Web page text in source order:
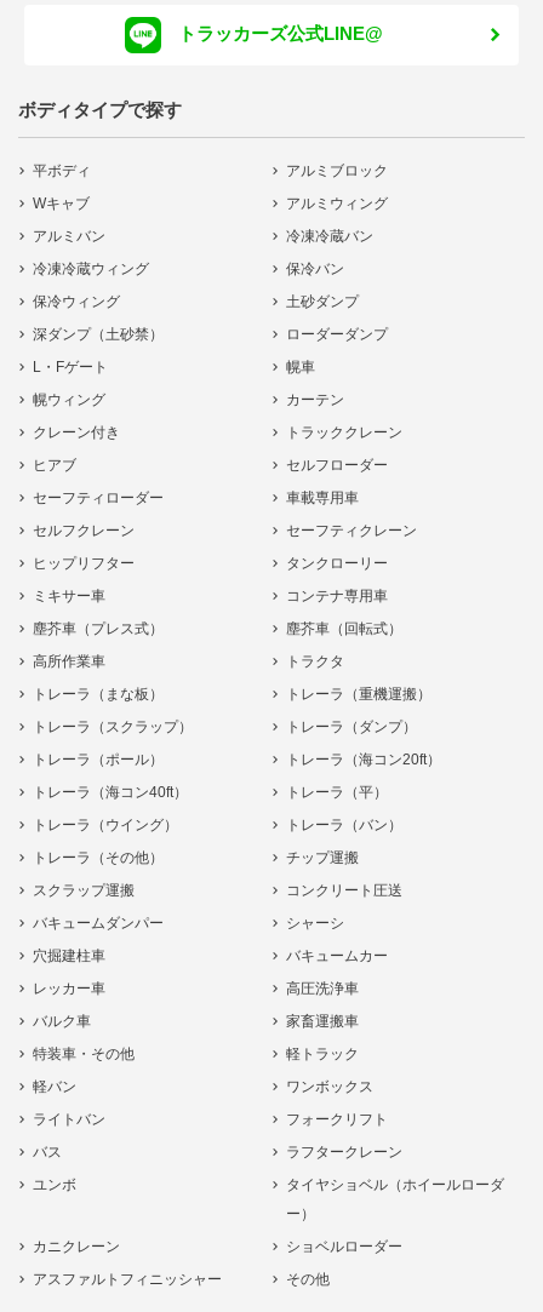
トラッカーズ公式LINE@
ボディタイプで探す
平ボディ
アルミブロック
Wキャブ
アルミウィング
アルミバン
冷凍冷蔵バン
冷凍冷蔵ウィング
保冷バン
保冷ウィング
土砂ダンプ
深ダンプ（土砂禁）
ローダーダンプ
L・Fゲート
幌車
幌ウィング
カーテン
クレーン付き
トラッククレーン
ヒアブ
セルフローダー
セーフティローダー
車載専用車
セルフクレーン
セーフティクレーン
ヒップリフター
タンクローリー
ミキサー車
コンテナ専用車
塵芥車（プレス式）
塵芥車（回転式）
高所作業車
トラクタ
トレーラ（まな板）
トレーラ（重機運搬）
トレーラ（スクラップ）
トレーラ（ダンプ）
トレーラ（ポール）
トレーラ（海コン20ft）
トレーラ（海コン40ft）
トレーラ（平）
トレーラ（ウイング）
トレーラ（バン）
トレーラ（その他）
チップ運搬
スクラップ運搬
コンクリート圧送
バキュームダンパー
シャーシ
穴掘建柱車
バキュームカー
レッカー車
高圧洗浄車
バルク車
家畜運搬車
特装車・その他
軽トラック
軽バン
ワンボックス
ライトバン
フォークリフト
バス
ラフタークレーン
ユンボ
タイヤショベル（ホイールローダ
ー）
カニクレーン
ショベルローダー
アスファルトフィニッシャー
その他